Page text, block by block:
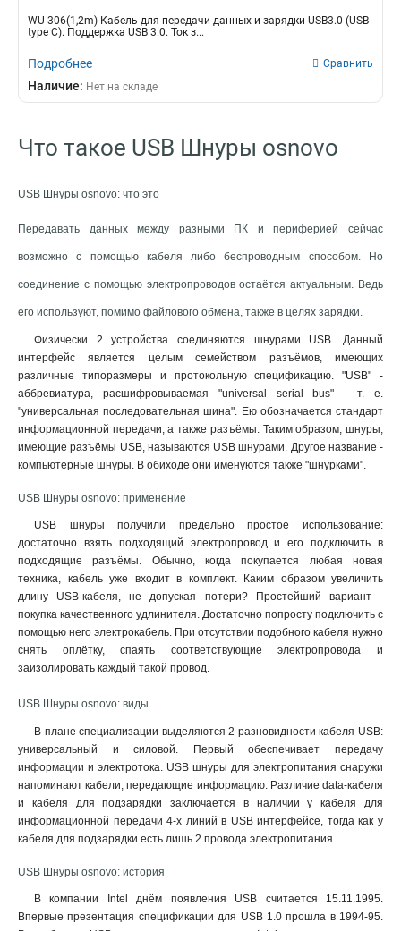
WU-306(1,2m) Кабель для передачи данных и зарядки USB3.0 (USB
type C). Поддержка USB 3.0. Ток з...
Подробнее Сравнить
Наличие: Нет на складе
Что такое USB Шнуры osnovo
USB Шнуры osnovo: что это
Передавать данных между разными ПК и периферией сейчас
возможно с помощью кабеля либо беспроводным способом. Но
соединение с помощью электропроводов остаётся актуальным. Ведь
его используют, помимо файлового обмена, также в целях зарядки.
Физически 2 устройства соединяются шнурами USB. Данный
интерфейс является целым семейством разъёмов, имеющих
различные типоразмеры и протокольную спецификацию. "USB" -
аббревиатура, расшифровываемая "universal serial bus" - т. е.
"универсальная последовательная шина". Ею обозначается стандарт
информационной передачи, а также разъёмы. Таким образом, шнуры,
имеющие разъёмы USB, называются USB шнурами. Другое название -
компьютерные шнуры. В обиходе они именуются также "шнурками".
USB Шнуры osnovo: применение
USB шнуры получили предельно простое использование:
достаточно взять подходящий электропровод и его подключить в
подходящие разъёмы. Обычно, когда покупается любая новая
техника, кабель уже входит в комплект. Каким образом увеличить
длину USB-кабеля, не допуская потери? Простейший вариант -
покупка качественного удлинителя. Достаточно попросту подключить с
помощью него электрокабель. При отсутствии подобного кабеля нужно
снять оплётку, спаять соответствующие электропровода и
заизолировать каждый такой провод.
USB Шнуры osnovo: виды
В плане специализации выделяются 2 разновидности кабеля USB:
универсальный и силовой. Первый обеспечивает передачу
информации и электротока. USB шнуры для электропитания снаружи
напоминают кабели, передающие информацию. Различие data-кабеля
и кабеля для подзарядки заключается в наличии у кабеля для
информационной передачи 4-х линий в USB интерфейсе, тогда как у
кабеля для подзарядки есть лишь 2 провода электропитания.
USB Шнуры osnovo: история
В компании Intel днём появления USB считается 15.11.1995.
Впервые презентация спецификации для USB 1.0 прошла в 1994-95.